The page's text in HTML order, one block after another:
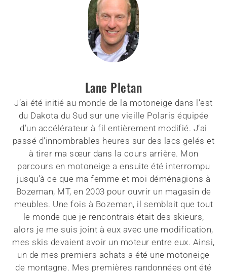
Lane Pletan
J’ai été initié au monde de la motoneige dans l’est
du Dakota du Sud sur une vieille Polaris équipée
d’un accélérateur à fil entièrement modifié. J’ai
passé d’innombrables heures sur des lacs gelés et
à tirer ma sœur dans la cours arrière. Mon
parcours en motoneige a ensuite été interrompu
jusqu’à ce que ma femme et moi déménagions à
Bozeman, MT, en 2003 pour ouvrir un magasin de
meubles. Une fois à Bozeman, il semblait que tout
le monde que je rencontrais était des skieurs,
alors je me suis joint à eux avec une modification,
mes skis devaient avoir un moteur entre eux. Ainsi,
un de mes premiers achats a été une motoneige
de montagne. Mes premières randonnées ont été